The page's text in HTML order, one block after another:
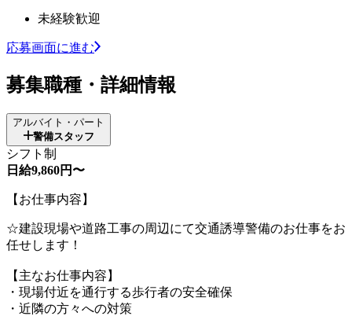
未経験歓迎
応募画面に進む
募集職種・詳細情報
アルバイト・パート
警備スタッフ
シフト制
日給9,860円〜
【お仕事内容】
☆建設現場や道路工事の周辺にて交通誘導警備のお仕事をお
任せします！
【主なお仕事内容】
・現場付近を通行する歩行者の安全確保
・近隣の方々への対策